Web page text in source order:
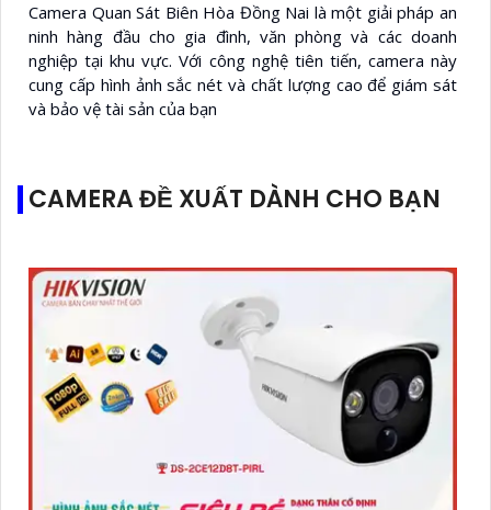
Camera Quan Sát Biên Hòa Đồng Nai là một giải pháp an
ninh hàng đầu cho gia đình, văn phòng và các doanh
nghiệp tại khu vực. Với công nghệ tiên tiến, camera này
cung cấp hình ảnh sắc nét và chất lượng cao để giám sát
và bảo vệ tài sản của bạn
CAMERA ĐỀ XUẤT DÀNH CHO BẠN